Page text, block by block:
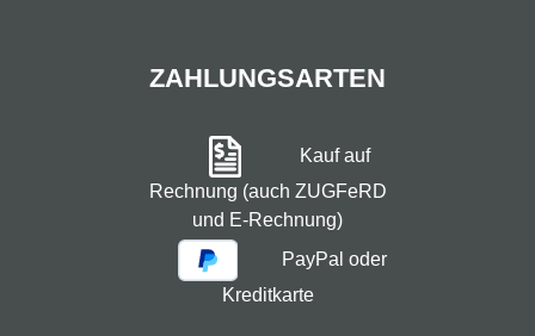
ZAHLUNGSARTEN
Kauf auf
Rechnung (auch ZUGFeRD
und E-Rechnung)
PayPal oder
Kreditkarte